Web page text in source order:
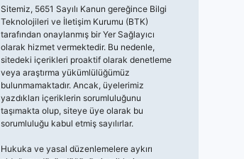
Sitemiz, 5651 Sayılı Kanun gereğince Bilgi
Teknolojileri ve İletişim Kurumu (BTK)
tarafından onaylanmış bir Yer Sağlayıcı
olarak hizmet vermektedir. Bu nedenle,
sitedeki içerikleri proaktif olarak denetleme
veya araştırma yükümlülüğümüz
bulunmamaktadır. Ancak, üyelerimiz
yazdıkları içeriklerin sorumluluğunu
taşımakta olup, siteye üye olarak bu
sorumluluğu kabul etmiş sayılırlar.
Hukuka ve yasal düzenlemelere aykırı